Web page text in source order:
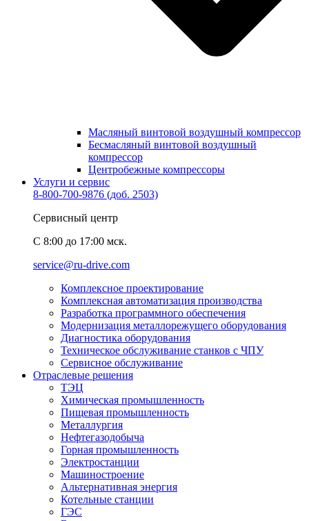
Масляный винтовой воздушный компрессор
Бесмасляный винтовой воздушный
компрессор
Центробежные компрессоры
Услуги и сервис
8-800-700-9876 (доб. 2503)
Сервисный центр
C 8:00 до 17:00 мск.
service@ru-drive.com
Комплексное проектирование
Комплексная автоматизация производства
Разработка программного обеспечения
Модернизация металлорежущего оборудования
Диагностика оборудования
Техническое обслуживание станков с ЧПУ
Сервисное обслуживание
Отраслевые решения
ТЭЦ
Химическая промышленность
Пищевая промышленность
Металлургия
Нефтегазодобыча
Горная промышленность
Электростанции
Машиностроение
Альтернативная энергия
Котельные станции
ГЭС